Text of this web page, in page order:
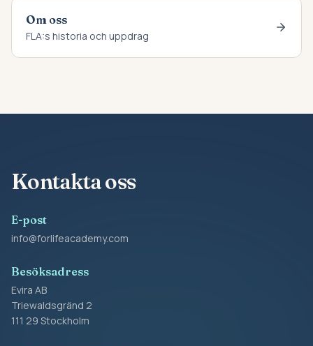
Om oss
FLA:s historia och uppdrag
Kontakta oss
E-post
info@forlifeacademy.com
Besöksadress
Evira AB
Triewaldsgränd 2
111 29 Stockholm